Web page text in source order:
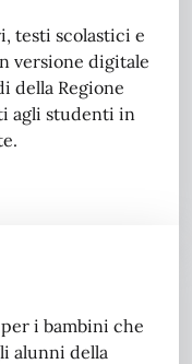
testi scolastici e
versione digitale
della Regione
agli studenti in
i bambini che
alunni della